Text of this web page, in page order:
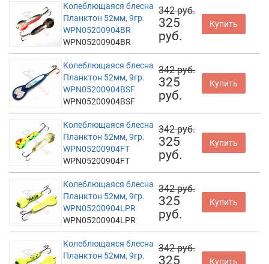
Колеблющаяся блесна
Планктон 52мм, 9гр.
WPN05200904BR
WPN05200904BR
342 руб.
325
руб.
Купить
Колеблющаяся блесна
Планктон 52мм, 9гр.
WPN05200904BSF
WPN05200904BSF
342 руб.
325
руб.
Купить
Колеблющаяся блесна
Планктон 52мм, 9гр.
WPN05200904FT
WPN05200904FT
342 руб.
325
руб.
Купить
Колеблющаяся блесна
Планктон 52мм, 9гр.
WPN05200904LPR
WPN05200904LPR
342 руб.
325
руб.
Купить
Колеблющаяся блесна
Планктон 52мм, 9гр.
342 руб.
325
Купить